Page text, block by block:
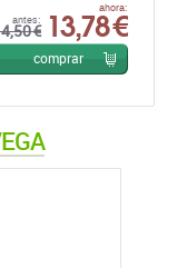
antes:
€
ahora:
13,78 €
comprar